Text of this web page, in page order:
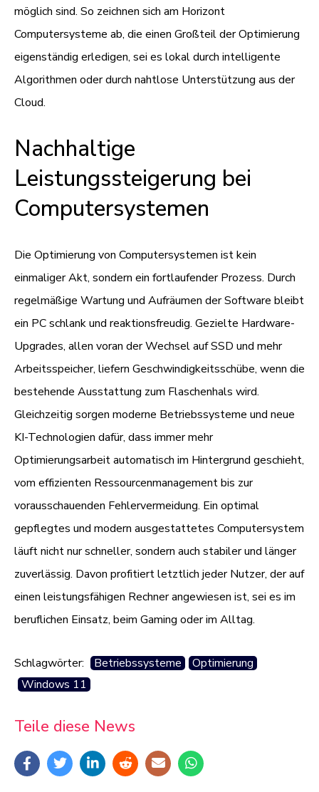
möglich sind. So zeichnen sich am Horizont
Computersysteme ab, die einen Großteil der Optimierung
eigenständig erledigen, sei es lokal durch intelligente
Algorithmen oder durch nahtlose Unterstützung aus der
Cloud.
Nachhaltige
Leistungssteigerung bei
Computersystemen
Die Optimierung von Computersystemen ist kein
einmaliger Akt, sondern ein fortlaufender Prozess. Durch
regelmäßige Wartung und Aufräumen der Software bleibt
ein PC schlank und reaktionsfreudig. Gezielte Hardware-
Upgrades, allen voran der Wechsel auf SSD und mehr
Arbeitsspeicher, liefern Geschwindigkeitsschübe, wenn die
bestehende Ausstattung zum Flaschenhals wird.
Gleichzeitig sorgen moderne Betriebssysteme und neue
KI-Technologien dafür, dass immer mehr
Optimierungsarbeit automatisch im Hintergrund geschieht,
vom effizienten Ressourcenmanagement bis zur
vorausschauenden Fehlervermeidung. Ein optimal
gepflegtes und modern ausgestattetes Computersystem
läuft nicht nur schneller, sondern auch stabiler und länger
zuverlässig. Davon profitiert letztlich jeder Nutzer, der auf
einen leistungsfähigen Rechner angewiesen ist, sei es im
beruflichen Einsatz, beim Gaming oder im Alltag.
Schlagwörter: Betriebssysteme
Optimierung
Windows 11
Teile diese News